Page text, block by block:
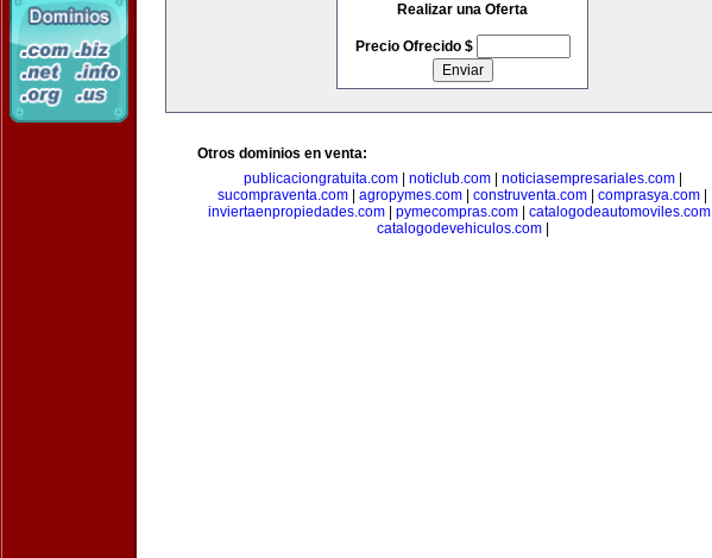
Realizar una Oferta
Precio Ofrecido $
Otros dominios en venta:
publicaciongratuita.com| noticlub.com| noticiasempresariales.com|
sucompraventa.com
agropymes.com construventa.com comprasya.com
inviertaenpropiedades.com| pymecompras.com| catalogodeautomoviles.com|
catalogodevehiculos.com|